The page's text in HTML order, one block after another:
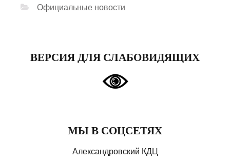
Официальные новости
ВЕРСИЯ ДЛЯ СЛАБОВИДЯЩИХ
МЫ В СОЦСЕТЯХ
Александровский КДЦ